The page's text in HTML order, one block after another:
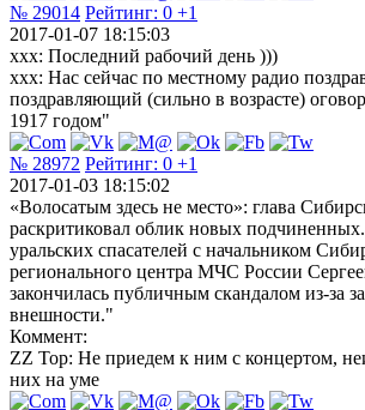
№ 29014 Рейтинг: 0 +1
2017-01-07 18:15:03
xxx: Последний рабочий день )))
xxx: Нас сейчас по местному радио
поздравляющий (сильно в возрасте)
1917 годом"
№ 28972 Рейтинг: 0 +1
2017-01-03 18:15:02
«Волосатым здесь не место»: глава
раскритиковал облик новых
уральских спасателей с начальником
регионального центра МЧС России
закончилась публичным скандалом из-за
внешности."
Коммент:
ZZ Top: Не приедем к ним с концертом,
них на уме